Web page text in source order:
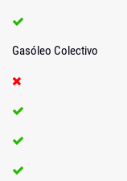
Gasóleo Colectivo